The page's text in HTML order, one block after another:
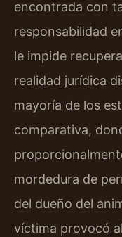
encontrada con
responsabilidad
le impide
realidad jurídica
mayoría de los
comparativa,
mordedura de
del dueño del
víctima provocó